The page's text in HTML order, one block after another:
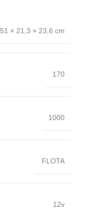
51 × 21,3 × 23,6 cm
170
1000
FLOTA
12v